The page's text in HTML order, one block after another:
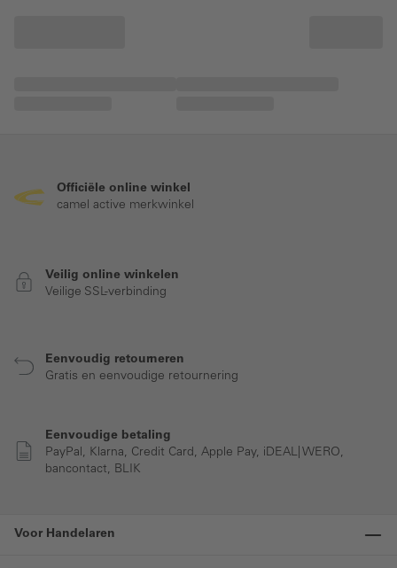
Officiële online winkel
camel active merkwinkel
Veilig online winkelen
Veilige SSL-verbinding
Eenvoudig retourneren
Gratis en eenvoudige retournering
Eenvoudige betaling
PayPal, Klarna, Credit Card, Apple Pay, iDEAL| WERO,
bancontact, BLIK
Voor Handelaren